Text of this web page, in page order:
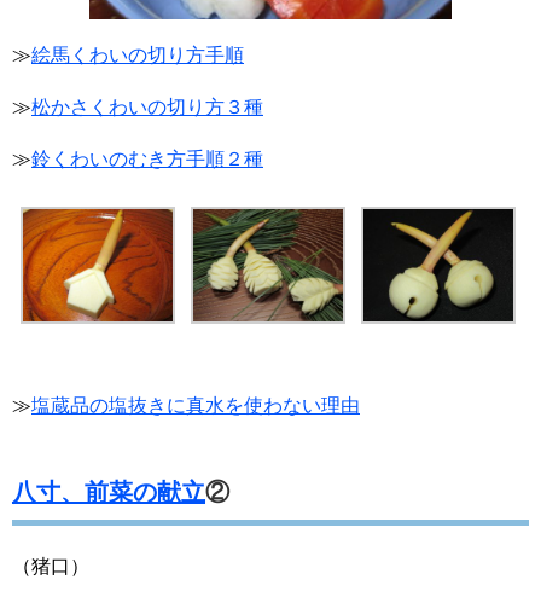
≫絵馬くわいの切り方手順
≫松かさくわいの切り方３種
≫鈴くわいのむき方手順２種
≫塩蔵品の塩抜きに真水を使わない理由
八寸、前菜の献立②
（猪口）